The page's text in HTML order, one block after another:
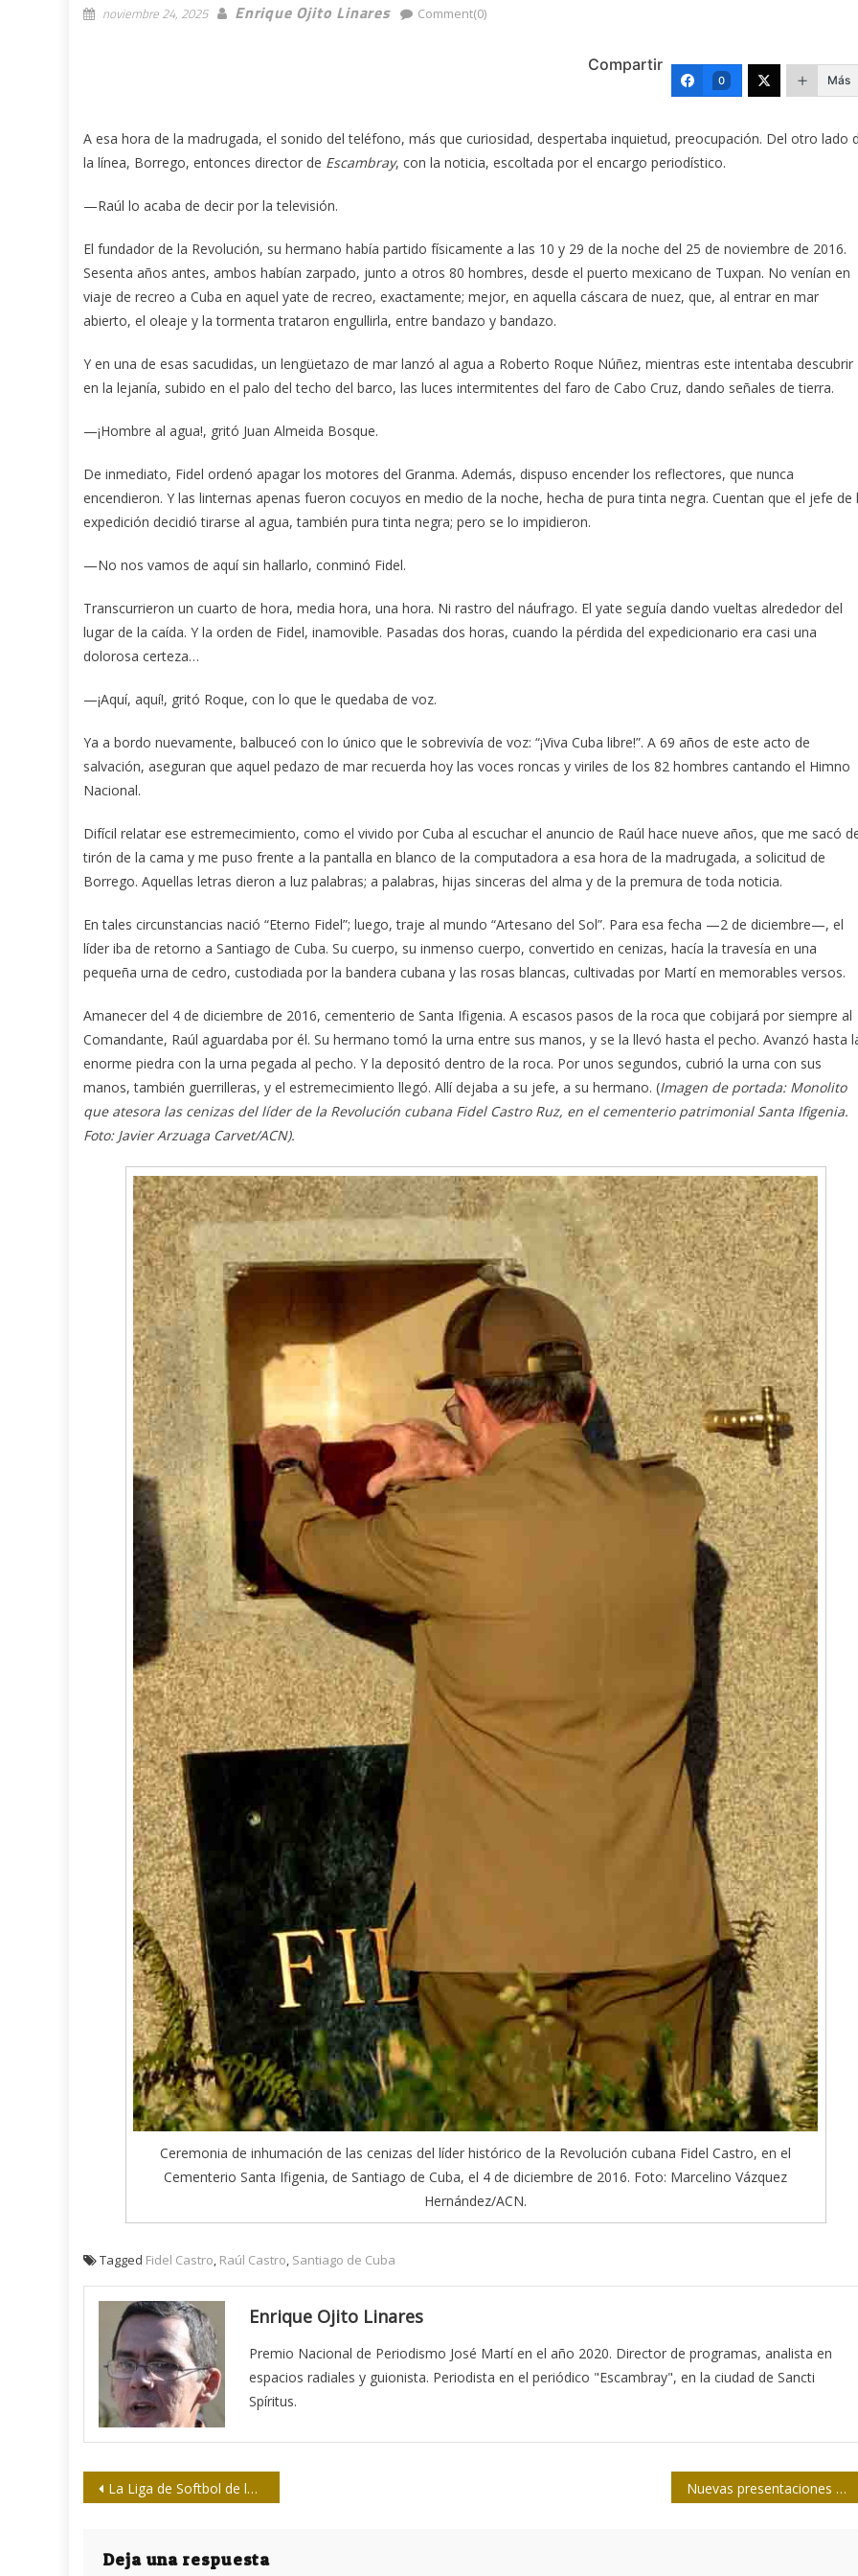
noviembre 24, 2025 Enrique Ojito Linares Comment(0)
Compartir
0 Más
A esa hora de la madrugada, el sonido del teléfono, más que curiosidad, despertaba inquietud, preocupación. Del otro lado
la línea, Borrego, entonces director de Escambray, con la noticia, escoltada por el encargo periodístico.
—Raúl lo acaba de decir por la televisión.
El fundador de la Revolución, su hermano había partido físicamente a las 10 y 29 de la noche del 25 de noviembre de 2016.
Sesenta años antes, ambos habían zarpado, junto a otros 80 hombres, desde el puerto mexicano de Tuxpan. No venían en
viaje de recreo a Cuba en aquel yate de recreo, exactamente; mejor, en aquella cáscara de nuez, que, al entrar en mar
abierto, el oleaje y la tormenta trataron engullirla, entre bandazo y bandazo.
Y en una de esas sacudidas, un lengüetazo de mar lanzó al agua a Roberto Roque Núñez, mientras este intentaba descubrir
en la lejanía, subido en el palo del techo del barco, las luces intermitentes del faro de Cabo Cruz, dando señales de tierra.
—¡Hombre al agua!, gritó Juan Almeida Bosque.
De inmediato, Fidel ordenó apagar los motores del Granma. Además, dispuso encender los reflectores, que nunca
encendieron. Y las linternas apenas fueron cocuyos en medio de la noche, hecha de pura tinta negra. Cuentan que el jefe de
expedición decidió tirarse al agua, también pura tinta negra; pero se lo impidieron.
—No nos vamos de aquí sin hallarlo, conminó Fidel.
Transcurrieron un cuarto de hora, media hora, una hora. Ni rastro del náufrago. El yate seguía dando vueltas alrededor del
lugar de la caída. Y la orden de Fidel, inamovible. Pasadas dos horas, cuando la pérdida del expedicionario era casi una
dolorosa certeza…
—¡Aquí, aquí!, gritó Roque, con lo que le quedaba de voz.
Ya a bordo nuevamente, balbuceó con lo único que le sobrevivía de voz: “¡Viva Cuba libre!”. A 69 años de este acto de
salvación, aseguran que aquel pedazo de mar recuerda hoy las voces roncas y viriles de los 82 hombres cantando el Himno
Nacional.
Difícil relatar ese estremecimiento, como el vivido por Cuba al escuchar el anuncio de Raúl hace nueve años, que me sacó
tirón de la cama y me puso frente a la pantalla en blanco de la computadora a esa hora de la madrugada, a solicitud de
Borrego. Aquellas letras dieron a luz palabras; a palabras, hijas sinceras del alma y de la premura de toda noticia.
En tales circunstancias nació “Eterno Fidel”; luego, traje al mundo “Artesano del Sol”. Para esa fecha —2 de diciembre—, el
líder iba de retorno a Santiago de Cuba. Su cuerpo, su inmenso cuerpo, convertido en cenizas, hacía la travesía en una
pequeña urna de cedro, custodiada por la bandera cubana y las rosas blancas, cultivadas por Martí en memorables versos.
Amanecer del 4 de diciembre de 2016, cementerio de Santa Ifigenia. A escasos pasos de la roca que cobijará por siempre al
Comandante, Raúl aguardaba por él. Su hermano tomó la urna entre sus manos, y se la llevó hasta el pecho. Avanzó hasta
enorme piedra con la urna pegada al pecho. Y la depositó dentro de la roca. Por unos segundos, cubrió la urna con sus
manos, también guerrilleras, y el estremecimiento llegó. Allí dejaba a su jefe, a su hermano. (Imagen de portada: Monolito
que atesora las cenizas del líder de la Revolución cubana Fidel Castro Ruz, en el cementerio patrimonial Santa Ifigenia.
Foto: Javier Arzuaga Carvet/ACN).
Ceremonia de inhumación de las cenizas del líder histórico de la Revolución cubana Fidel Castro, en el
Cementerio Santa Ifigenia, de Santiago de Cuba, el 4 de diciembre de 2016. Foto: Marcelino Vázquez
Hernández/ACN.
Tagged Fidel Castro Raúl Castro Santiago de Cuba
Enrique Ojito Linares
Premio Nacional de Periodismo José Martí en el año 2020. Director de programas, analista en
espacios radiales y guionista. Periodista en el periódico "Escambray", en la ciudad de Sancti
Spíritus.
Navegación
entradas
La Liga de Softbol de los Periodistas ya conoce a sus finalistas Nuevas presentaciones de la Editorial Pablo
Deja una respuesta